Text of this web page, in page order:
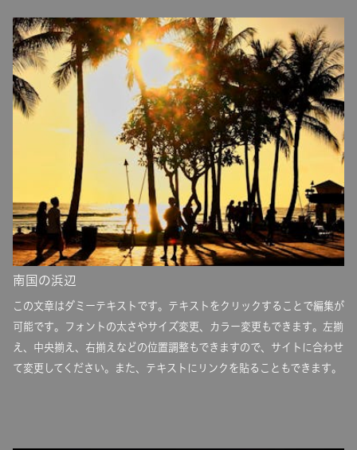
南国の浜辺
この文章はダミーテキストです。テキストをクリックすることで編集が
可能です。フォントの太さやサイズ変更、カラー変更もできます。左揃
え、中央揃え、右揃えなどの位置調整もできますので、サイトに合わせ
て変更してください。また、テキストにリンクを貼ることもできます。